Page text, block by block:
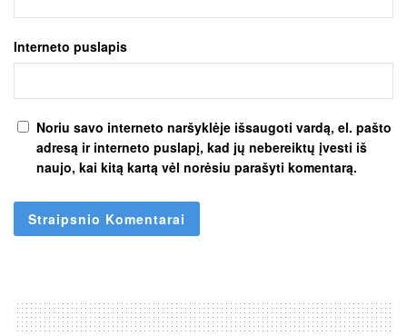
Interneto puslapis
Noriu savo interneto naršyklėje išsaugoti vardą, el. pašto
adresą ir interneto puslapį, kad jų nebereiktų įvesti iš
naujo, kai kitą kartą vėl norėsiu parašyti komentarą.